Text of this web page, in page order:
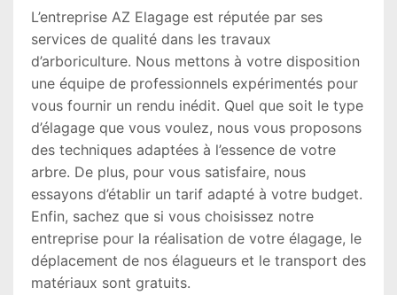
L’entreprise AZ Elagage est réputée par ses
services de qualité dans les travaux
d’arboriculture. Nous mettons à votre disposition
une équipe de professionnels expérimentés pour
vous fournir un rendu inédit. Quel que soit le type
d’élagage que vous voulez, nous vous proposons
des techniques adaptées à l’essence de votre
arbre. De plus, pour vous satisfaire, nous
essayons d’établir un tarif adapté à votre budget.
Enfin, sachez que si vous choisissez notre
entreprise pour la réalisation de votre élagage, le
déplacement de nos élagueurs et le transport des
matériaux sont gratuits.